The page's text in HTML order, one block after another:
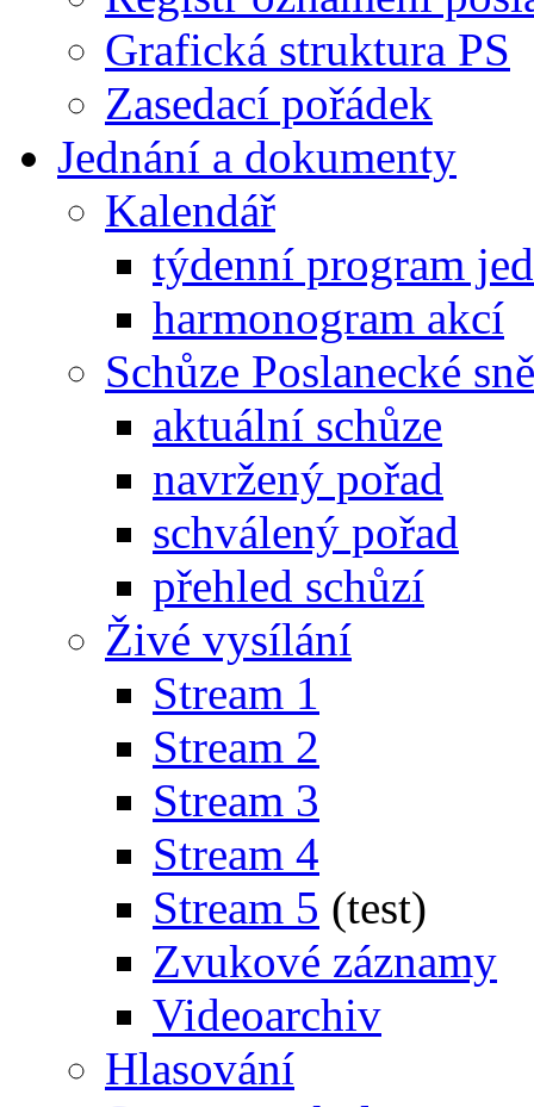
Grafická struktura PS
Zasedací pořádek
Jednání a dokumenty
Kalendář
týdenní program
harmonogram akcí
Schůze Poslanecké
aktuální schůze
navržený pořad
schválený pořad
přehled schůzí
Živé vysílání
Stream 1
Stream 2
Stream 3
Stream 4
Stream 5 (test)
Zvukové záznamy
Videoarchiv
Hlasování